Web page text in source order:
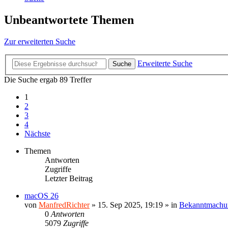
Unbeantwortete Themen
Zur erweiterten Suche
Suche
Erweiterte Suche
Die Suche ergab 89 Treffer
1
2
3
4
Nächste
Themen
Antworten
Zugriffe
Letzter Beitrag
macOS 26
von ManfredRichter» 15. Sep 2025, 19:19 » in
0 Antworten
5079 Zugriffe